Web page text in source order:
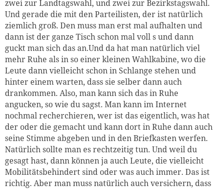
zwei zur Landtagswahl, und zwei zur Bezirkstagswahl.
Und gerade die mit den Parteilisten, der ist natürlich
ziemlich groß. Den muss man erst mal aufhalten und
dann ist der ganze Tisch schon mal voll s und dann
guckt man sich das an.Und da hat man natürlich viel
mehr Ruhe als in so einer kleinen Wahlkabine, wo die
Leute dann vielleicht schon in Schlange stehen und
hinter einem warten, dass sie selber dann auch
drankommen. Also, man kann sich das in Ruhe
angucken, so wie du sagst. Man kann im Internet
nochmal recherchieren, wer ist das eigentlich, was hat
der oder die gemacht und kann dort in Ruhe dann auch
seine Stimme abgeben und in den Briefkasten werfen.
Natürlich sollte man es rechtzeitig tun. Und weil du
gesagt hast, dann können ja auch Leute, die vielleicht
Mobilitätsbehindert sind oder was auch immer. Das ist
richtig. Aber man muss natürlich auch versichern, dass